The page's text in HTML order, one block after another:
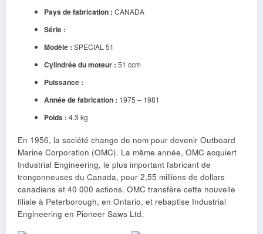
Pays de fabrication : CANADA
Série :
Modèle : SPECIAL 51
Cylindrée du moteur : 51 ccm
Puissance :
Année de fabrication : 1975 – 1981
Poids : 4.3 kg
En 1956, la société change de nom pour devenir Outboard
Marine Corporation (OMC). La même année, OMC acquiert
Industrial Engineering, le plus important fabricant de
tronçonneuses du Canada, pour 2,55 millions de dollars
canadiens et 40 000 actions. OMC transfère cette nouvelle
filiale à Peterborough, en Ontario, et rebaptise Industrial
Engineering en Pioneer Saws Ltd.